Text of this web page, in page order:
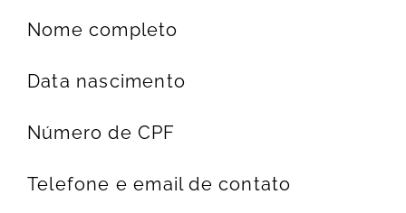
Nome completo
Data nascimento
Número de CPF
Telefone e email de contato